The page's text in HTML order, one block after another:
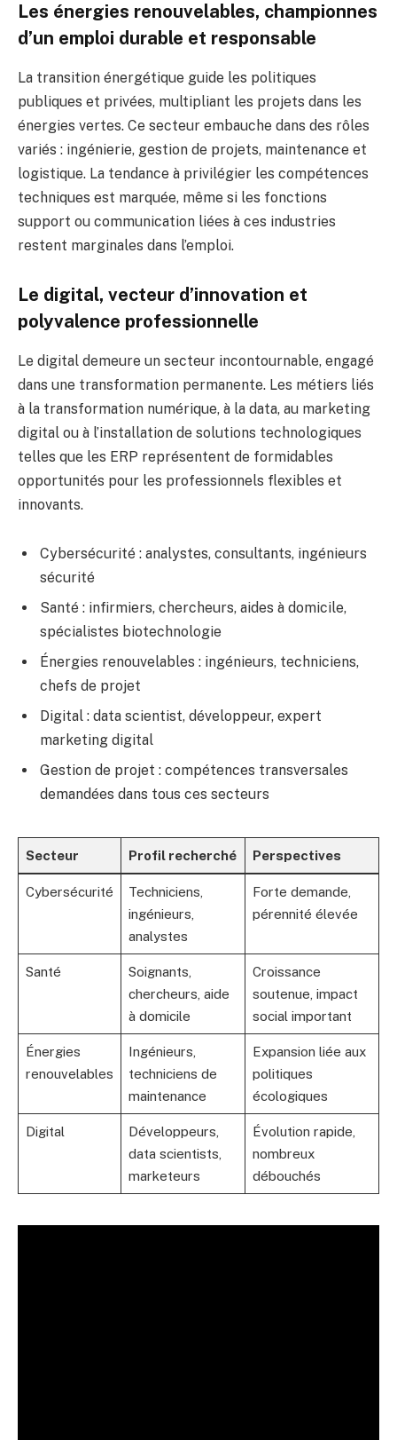
Les énergies renouvelables, championnes
d’un emploi durable et responsable
La transition énergétique guide les politiques
publiques et privées, multipliant les projets dans les
énergies vertes. Ce secteur embauche dans des rôles
variés : ingénierie, gestion de projets, maintenance et
logistique. La tendance à privilégier les compétences
techniques est marquée, même si les fonctions
support ou communication liées à ces industries
restent marginales dans l’emploi.
Le digital, vecteur d’innovation et
polyvalence professionnelle
Le digital demeure un secteur incontournable, engagé
dans une transformation permanente. Les métiers liés
à la transformation numérique, à la data, au marketing
digital ou à l’installation de solutions technologiques
telles que les ERP représentent de formidables
opportunités pour les professionnels flexibles et
innovants.
Cybersécurité : analystes, consultants, ingénieurs
sécurité
Santé : infirmiers, chercheurs, aides à domicile,
spécialistes biotechnologie
Énergies renouvelables : ingénieurs, techniciens,
chefs de projet
Digital : data scientist, développeur, expert
marketing digital
Gestion de projet : compétences transversales
demandées dans tous ces secteurs
Secteur Profil recherché Perspectives
Cybersécurité
Techniciens,
ingénieurs,
analystes
Forte demande,
pérennité élevée
Santé
Soignants,
chercheurs, aide
à domicile
Croissance
soutenue, impact
social important
Énergies
renouvelables
Ingénieurs,
techniciens de
maintenance
Expansion liée aux
politiques
écologiques
Digital
Développeurs,
data scientists,
marketeurs
Évolution rapide,
nombreux
débouchés